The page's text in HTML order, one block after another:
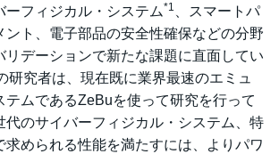
ーフィジカル・システム*1
、スマートパ
ント、電子部品の安全性確保などの分野
リデーションで新たな課題に直面してい
研究者は、現在既に業界最速のエミュ
テムであるZeBuを使って研究を行って
代のサイバーフィジカル・システム、特
求められる性能を満たすには、よりパワ